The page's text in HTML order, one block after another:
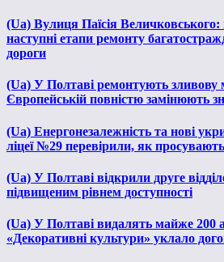
(Ua) Вулиця Паїсія Величковського:
наступні етапи ремонту
дороги
(Ua) У Полтаві ремонтують зливову
Європейській повністю замінюють
(Ua) Енергонезалежність та нові
ліцеї №29 перевірили, як
(Ua) У Полтаві відкрили друге
підвищеним рівнем доступності
(Ua) У Полтаві видалять майже 200
«Декоративні культури» уклало